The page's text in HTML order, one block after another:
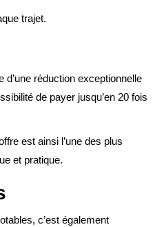
trajet.
d’une réduction exceptionnelle
de payer jusqu’en 20 fois
est ainsi l’une des plus
et pratique.
c’est également